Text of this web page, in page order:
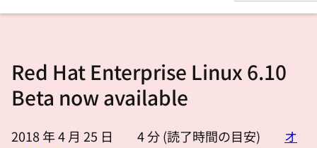
語
だ
Red Hat Enterprise Linux 6.10
Beta now available
2018 年 4 月 25 日 4分 (読了時間の目安)
オ